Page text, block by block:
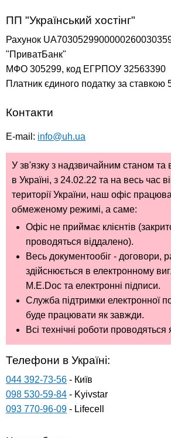
ПП "Український хостінг"
Рахунок
"ПриватБанк"
МФО 305299, код ЕГРПОУ 32563390
Платник єдиного податку за ставкою
Контакти
E-mail: info@uh.ua
У зв'язку з надзвичайним станом та
в Україні, з 24.02.22 та на весь час
території України, наш офіс
обмеженому режимі, а саме:
Офіс не приймає клієнтів
проводяться віддалено).
Весь документообіг - договори,
здійснюється в електронному
M.E.Doc та електронні підписи.
Служба підтримки електронної
буде працювати як завжди.
Всі технічні роботи проводяться
Телефони в Україні:
044 392-73-56 - Київ
098 530-59-84 - Kyivstar
093 770-96-09 - Lifecell